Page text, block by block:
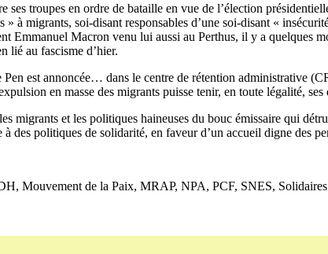
troupes en ordre de bataille en vue de l’élection
à migrants, soi-disant responsables d’une soi-disant «
Emmanuel Macron venu lui aussi au Perthus, il y a quelques
lié au fascisme d’hier.
est annoncée… dans le centre de rétention administrative
en masse des migrants puisse tenir, en toute légalité,
migrants et les politiques haineuses du bouc émissaire qui
des politiques de solidarité, en faveur d’un accueil digne des
Mouvement de la Paix, MRAP, NPA, PCF, SNES, Solidaires